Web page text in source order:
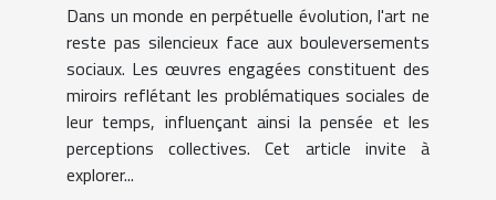
Dans un monde en perpétuelle évolution, l'art ne
reste pas silencieux face aux bouleversements
sociaux. Les œuvres engagées constituent des
miroirs reflétant les problématiques sociales de
leur temps, influençant ainsi la pensée et les
perceptions collectives. Cet article invite à
explorer...